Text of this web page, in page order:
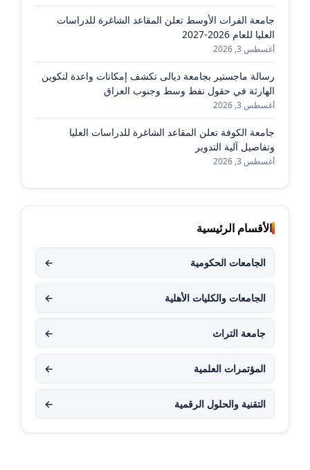
جامعة الفرات الأوسط تعلن المقاعد الشاغرة للدراسات
العليا للعام 2026-2027
أغسطس 3, 2026
رسالة ماجستير بجامعة ديالى تكشف إمكانات واعدة لتكوين
الهارثة في حقول نفط وسط وجنوب العراق
أغسطس 3, 2026
جامعة الكوفة تعلن المقاعد الشاغرة للدراسات العليا
وتفاصيل آلية التدوير
أغسطس 3, 2026
الأقسام الرئيسية
الجامعات الحكومية ←
الجامعات والكليات الأهلية ←
جامعة التراث ←
المؤتمرات العلمية ←
التقنية والحلول الرقمية ←